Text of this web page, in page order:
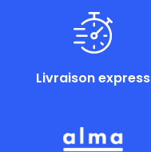
Livraison express